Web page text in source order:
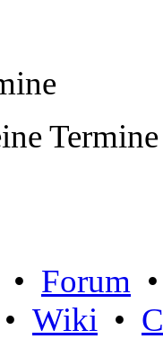
• Forum
• Wiki •